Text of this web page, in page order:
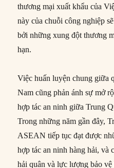
thương mại xuất khẩu của
này của chuỗi công nghiệp
bởi những xung đột thương
hạn.
Việc huấn luyện chung giữa
Nam cũng phản ánh sự mở
hợp tác an ninh giữa Trung
Trong những năm gần đây,
ASEAN tiếp tục đạt được
hợp tác an ninh hàng hải, và
hải quân và lực lượng bảo